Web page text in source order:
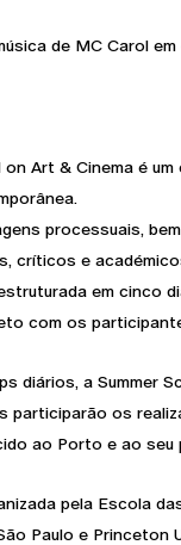
de MC Carol
on Art & Cinema é
processuais,
críticos e
em cinco
com os
diários, a Summer
participarão os
ao Porto e ao
pela Escola
Paulo e Princeton